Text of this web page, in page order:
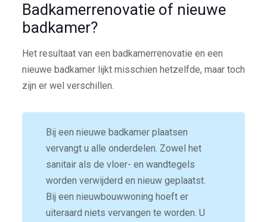
Badkamerrenovatie of nieuwe
badkamer?
Het resultaat van een badkamerrenovatie en een
nieuwe badkamer lijkt misschien hetzelfde, maar toch
zijn er wel verschillen.
Bij een nieuwe badkamer plaatsen
vervangt u alle onderdelen. Zowel het
sanitair als de vloer- en wandtegels
worden verwijderd en nieuw geplaatst.
Bij een nieuwbouwwoning hoeft er
uiteraard niets vervangen te worden. U